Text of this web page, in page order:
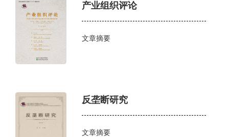
产业组织评论
文章摘要
反垄断研究
文章摘要